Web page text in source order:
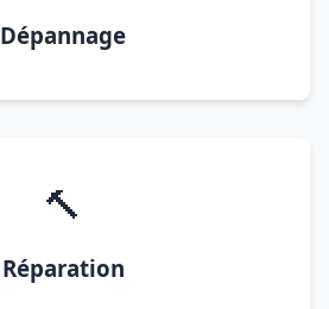
Dépannage
🔨
Réparation